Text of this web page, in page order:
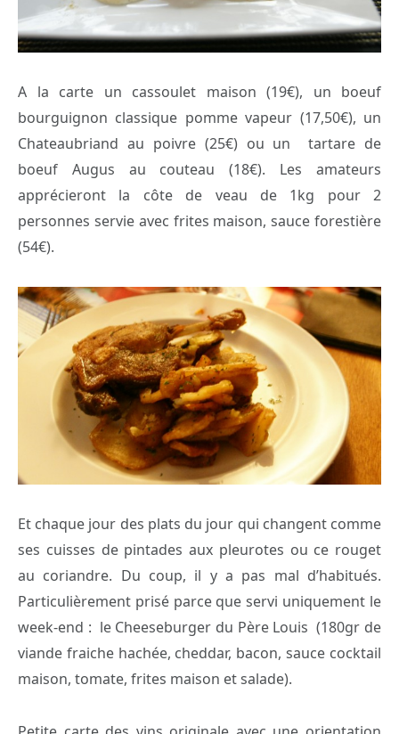
A la carte un cassoulet maison (19€), un boeuf
bourguignon classique pomme vapeur (17,50€), un
Chateaubriand au poivre (25€) ou un tartare de
boeuf Augus au couteau (18€). Les amateurs
apprécieront la côte de veau de 1kg pour 2
personnes servie avec frites maison, sauce forestière
(54€).
Et chaque jour des plats du jour qui changent comme
ses cuisses de pintades aux pleurotes ou ce rouget
au coriandre. Du coup, il y a pas mal d’habitués.
Particulièrement prisé parce que servi uniquement le
week-end : le Cheeseburger du Père Louis (180gr de
viande fraiche hachée, cheddar, bacon, sauce cocktail
maison, tomate, frites maison et salade).